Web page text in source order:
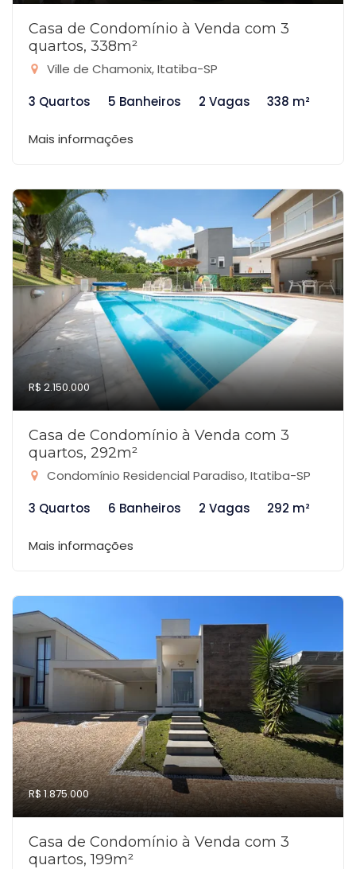
Casa de Condomínio à Venda com 3
quartos, 338m²
Ville de Chamonix, Itatiba-SP
3 Quartos
5 Banheiros 2 Vagas 338 m²
Mais informações
R$ 2.150.000
Casa de Condomínio à Venda com 3
quartos, 292m²
Condomínio Residencial Paradiso, Itatiba-SP
3 Quartos
6 Banheiros 2 Vagas 292 m²
Mais informações
R$ 1.875.000
Casa de Condomínio à Venda com 3
quartos, 199m²